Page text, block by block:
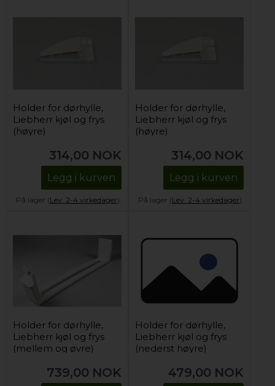
Holder for dørhylle,
Liebherr kjøl og frys
(høyre)
314,00 NOK
Legg i kurven
På lager (Lev. 2-4 virkedager).
Holder for dørhylle,
Liebherr kjøl og frys
(høyre)
314,00 NOK
Legg i kurven
På lager (Lev. 2-4 virkedager).
Holder for dørhylle,
Liebherr kjøl og frys
(mellem og øvre)
739,00 NOK
Holder for dørhylle,
Liebherr kjøl og frys
(nederst høyre)
479,00 NOK